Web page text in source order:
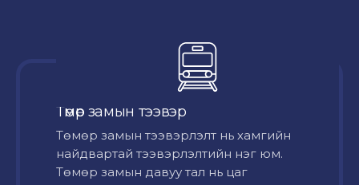
Төмөр замын тээвэр
Төмөр замын тээвэрлэлт нь хамгийн
найдвартай тээвэрлэлтийн нэг юм.
Төмөр замын давуу тал нь цаг